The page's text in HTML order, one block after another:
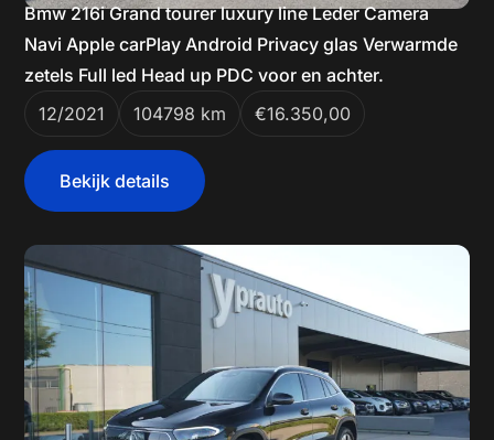
Bmw 216i Grand tourer luxury line Leder Camera
Navi Apple carPlay Android Privacy glas Verwarmde
zetels Full led Head up PDC voor en achter.
12/2021
104798 km €16.350,00
Bekijk details